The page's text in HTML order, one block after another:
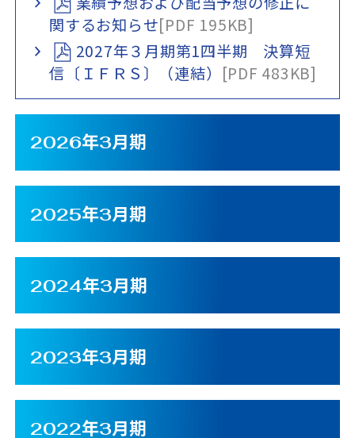
関するお知らせ[PDF 195KB]
2027年３月期第1四半期 決算短
信〔ＩＦＲＳ〕（連結） [PDF 483KB]
2026年3月期
2025年3月期
2024年3月期
2023年3月期
2022年3月期